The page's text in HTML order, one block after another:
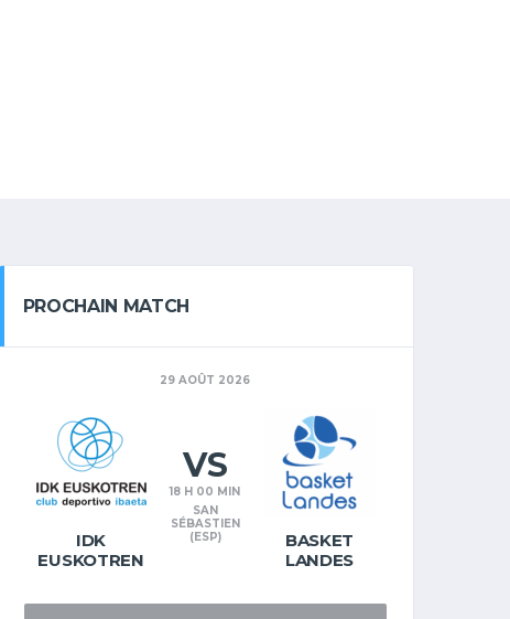
PROCHAIN MATCH
29 AOÛT 2026
IDK
EUSKOTREN
BASKET
LANDES
VS
18 H 00 MIN
SAN
SÉBASTIEN
(ESP)